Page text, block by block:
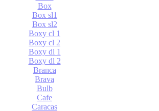
Box
Box sl1
Box sl2
Boxy cl 1
Boxy cl 2
Boxy dl 1
Boxy dl 2
Branca
Brava
Bulb
Cafe
Caracas